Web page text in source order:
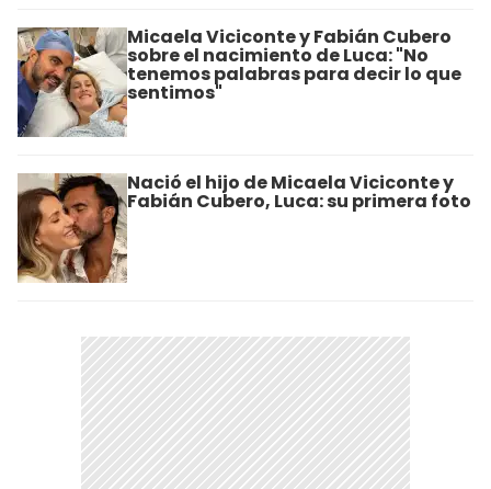
Micaela Viciconte y Fabián Cubero
sobre el nacimiento de Luca: "No
tenemos palabras para decir lo que
sentimos"
Nació el hijo de Micaela Viciconte y
Fabián Cubero, Luca: su primera foto